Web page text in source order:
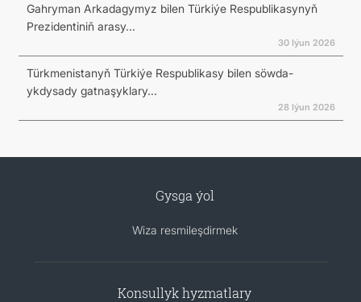
Gahryman Arkadagymyz bilen Türkiýe Respublikasynyň
Prezidentiniň arasy...
30 Iýun 2026
Türkmenistanyň Türkiýe Respublikasy bilen söwda-
ykdysady gatnaşyklary...
28 Iýun 2026
Gysga ýol
Wiza resmileşdirmek
Konsullyk hyzmatlary